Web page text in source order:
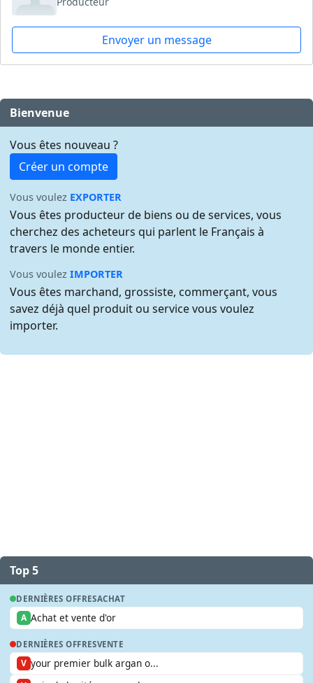
Envoyer un message
Bienvenue
Vous êtes nouveau ?
Créer un compte
Vous voulez EXPORTER
Vous êtes producteur de biens ou de services, vous
cherchez des acheteurs qui parlent le Français à
travers le monde entier.
Vous voulezIMPORTER
Vous êtes marchand, grossiste, commerçant, vous
savez déjà quel produit ou service vous voulez
importer.
Top 5
DERNIÈRES OFFRESACHAT
A Achat et vente d'or
DERNIÈRES OFFRESVENTE
V your premier bulk argan o...